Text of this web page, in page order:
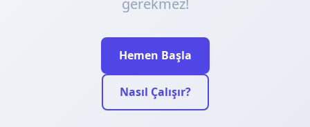
gerekmez!
Hemen Başla
Nasıl Çalışır?